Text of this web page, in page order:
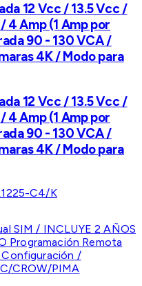
12 Vcc / 13.5 Vcc /
4 Amp (1 Amp por
90 - 130 VCA /
4K / Modo para
12 Vcc / 13.5 Vcc /
4 Amp (1 Amp por
90 - 130 VCA /
4K / Modo para
C4/K